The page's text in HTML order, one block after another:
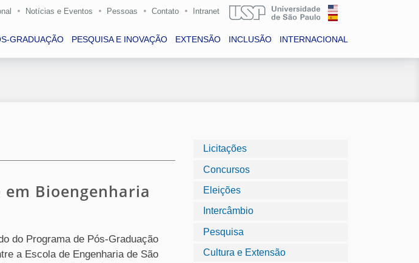
Notícias e Eventos Pessoas Contato Intranet
GRADUAÇÃO PESQUISA E INOVAÇÃO EXTENSÃO INCLUSÃO INTERNACIONAL
Licitações
Concursos
Eleições
Intercâmbio
Pesquisa
Cultura e Extensão
Bioengenharia
do Programa de Pós-Graduação
a Escola de Engenharia de São